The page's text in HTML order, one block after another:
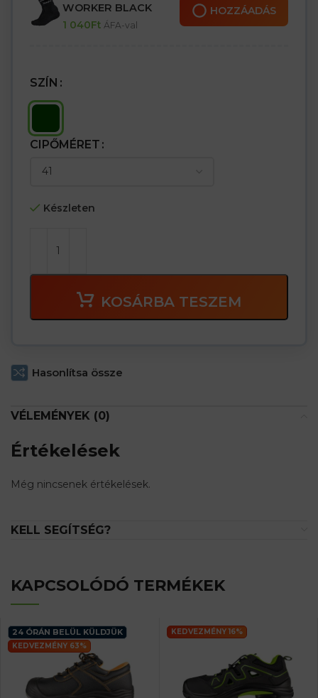
WORKER BLACK
1 040Ft ÁFA-val
HOZZÁADÁS
SZÍN
CIPŐMÉRET
Készleten
KOSÁRBA TESZEM
Hasonlítsa össze
VÉLEMÉNYEK (0)
Értékelések
Még nincsenek értékelések.
KELL SEGÍTSÉG?
KAPCSOLÓDÓ TERMÉKEK
24 ÓRÁN BELÜL KÜLDJÜK
KEDVEZMÉNY 63%
KEDVEZMÉNY 16%